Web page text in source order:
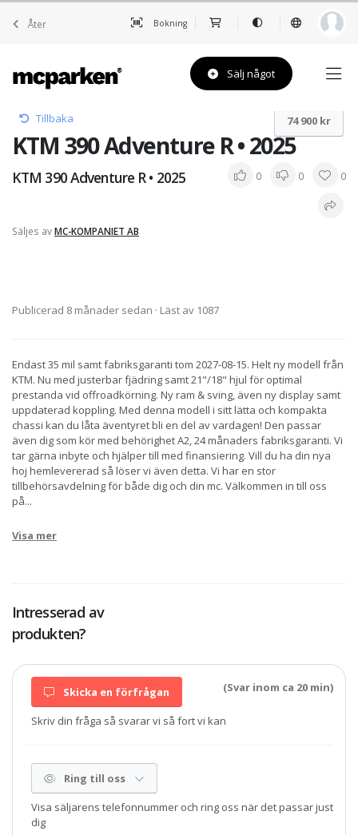
Åter Bokning
Sälj något
Tillbaka
KTM 390 Adventure R • 2025
KTM 390 Adventure R • 2025 0 0 0
Säljes avMC-KOMPANIET AB
74 900 kr
Publicerad 8 månader sedan · Läst av 1087
Endast 35 mil samt fabriksgaranti tom 2027-08-15. Helt ny modell från
KTM. Nu med justerbar fjädring samt 21"/18" hjul för optimal
prestanda vid offroadkörning. Ny ram & sving, även ny display samt
uppdaterad koppling. Med denna modell i sitt lätta och kompakta
chassi kan du låta äventyret bli en del av vardagen! Den passar
även dig som kör med behörighet A2, 24 månaders fabriksgaranti. Vi
tar gärna inbyte och hjälper till med finansiering. Vill du ha din nya
hoj hemlevererad så löser vi även detta. Vi har en stor
tillbehörsavdelning för både dig och din mc. Välkommen in till oss
på...
Visa mer
Intresserad av
produkten?
Skicka en förfrågan (Svar inom ca 20 min)
Skriv din fråga så svarar vi så fort vi kan
Ring till oss
Visa säljarens telefonnummer och ring oss när det passar just
dig